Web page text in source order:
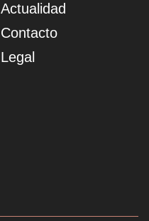
Actualidad
Contacto
Legal